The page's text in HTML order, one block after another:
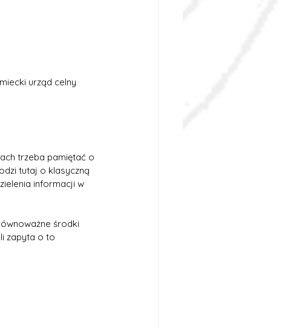
urząd celny
trzeba pamiętać o
tutaj o klasyczną
informacji w
środki
zapyta o to